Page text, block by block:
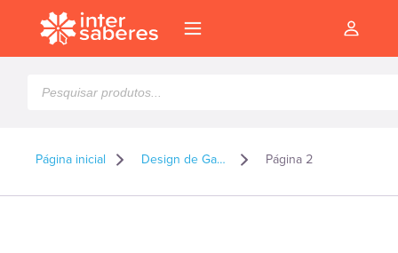
produtos
Página inicial Design de Games Página 2